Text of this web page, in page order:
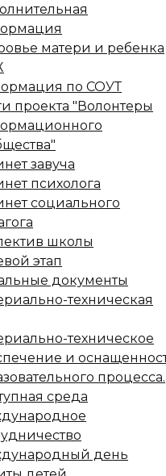
матери и ребенка
по СОУТ
проекта "Волонтеры
завуча
психолога
социального
школы
этап
документы
техническая
техническое
и
процесса.
среда
день